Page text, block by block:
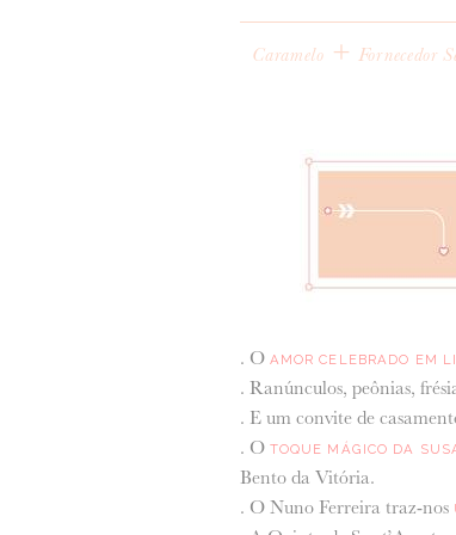
Caramelo + Fornecedor
. O AMOR CELEBRADO EM
. Ranúnculos, peônias,
. E um convite de
. O TOQUE MÁGICO DA
Bento da Vitória.
. O Nuno Ferreira traz-nos